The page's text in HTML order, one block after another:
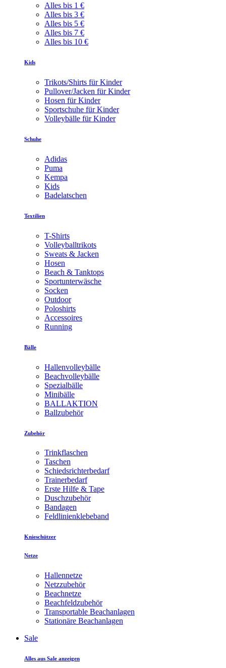
Alles bis 1 €
Alles bis 3 €
Alles bis 5 €
Alles bis 7 €
Alles bis 10 €
Kids
Trikots/Shirts für Kinder
Pullover/Jacken für Kinder
Hosen für Kinder
Sportschuhe für Kinder
Volleybälle für Kinder
Schuhe
Adidas
Puma
Kempa
Kids
Badelatschen
Textilien
T-Shirts
Volleyballtrikots
Sweats & Jacken
Hosen
Beach & Tanktops
Sportunterwäsche
Socken
Outdoor
Poloshirts
Accessoires
Running
Bälle
Hallenvolleybälle
Beachvolleybälle
Spezialbälle
Minibälle
BALLAKTION
Ballzubehör
Zubehör
Trinkflaschen
Taschen
Schiedsrichterbedarf
Trainerbedarf
Erste Hilfe & Tape
Duschzubehör
Bandagen
Feldlinienklebeband
Knieschützer
Netze
Hallennetze
Netzzubehör
Beachnetze
Beachfeldzubehör
Transportable Beachanlagen
Stationäre Beachanlagen
Sale
Alles aus Sale anzeigen